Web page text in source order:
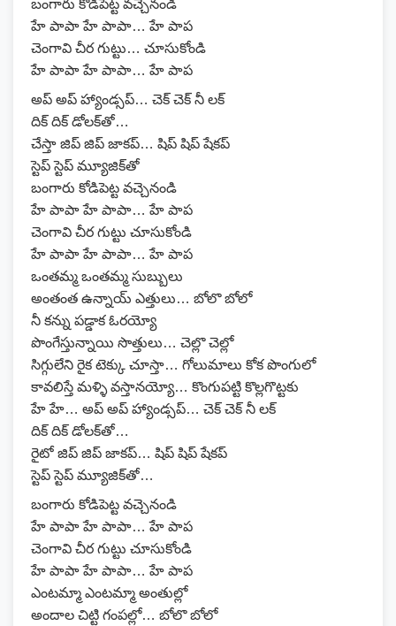
బంగారు కోడిపెట్ట వచ్చెనండి
హే పాపా హే పాపా… హే పాప
చెంగావి చీర గుట్టు… చూసుకోండి
హే పాపా హే పాపా… హే పాప
అప్ అప్ హ్యాండ్సప్… చెక్ చెక్ నీ లక్
దిక్ దిక్ డోలక్‌తో…
చేస్తా జిప్ జిప్ జాకప్… షిప్ షిప్ షేకప్
స్టెప్ స్టెప్ మ్యూజిక్‌తో
బంగారు కోడిపెట్ట వచ్చెనండి
హే పాపా హే పాపా… హే పాప
చెంగావి చీర గుట్టు చూసుకోండి
హే పాపా హే పాపా… హే పాప
ఒంతమ్మ ఒంతమ్మ సుబ్బులు
అంతంత ఉన్నాయ్ ఎత్తులు… బోలొ బోలో
నీ కన్ను పడ్డాక ఓరయ్యో
పొంగేస్తున్నాయి సొత్తులు… చెల్లొ చెల్లో
సిగ్గులేని రైక టెక్కు చూస్తా… గోలుమాలు కోక పొంగులో
కావలిస్తే మళ్ళి వస్తానయ్యో… కొంగుపట్టి కొల్లగొట్టకు
హే హే… అప్ అప్ హ్యాండ్సప్… చెక్ చెక్ నీ లక్
దిక్ దిక్ డోలక్‌తో…
రైటో జిప్ జిప్ జాకప్… షిప్ షిప్ షేకప్
స్టెప్ స్టెప్ మ్యూజిక్‌తో…
బంగారు కోడిపెట్ట వచ్చెనండి
హే పాపా హే పాపా… హే పాప
చెంగావి చీర గుట్టు చూసుకోండి
హే పాపా హే పాపా… హే పాప
ఎంటమ్మా ఎంటమ్మా అంతుల్లో
అందాల చిట్టి గంపల్లో… బోలొ బోలో